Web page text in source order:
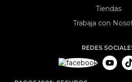
Tiendas
Trabaja con
REDES